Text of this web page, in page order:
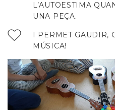
L’AUTOESTIMA
UNA PEÇA.
I PERMET GAUDIR,
MÚSICA!